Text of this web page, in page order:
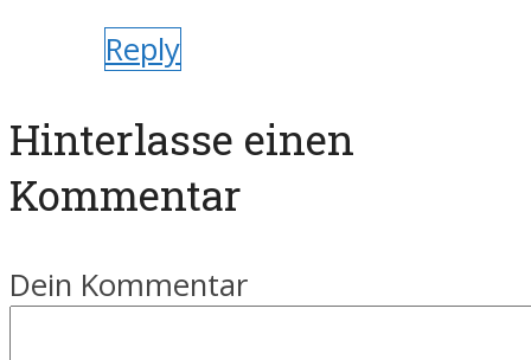
Reply
Hinterlasse einen
Kommentar
Dein Kommentar